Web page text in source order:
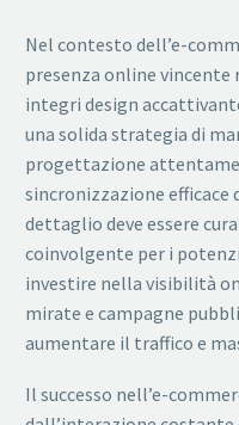
Nel contesto dell’e-
presenza online vincente
integri design
una solida strategia di
progettazione
sincronizzazione efficace
dettaglio deve essere
coinvolgente per i
investire nella visibilità
mirate e campagne
aumentare il traffico e
Il successo nell’e-